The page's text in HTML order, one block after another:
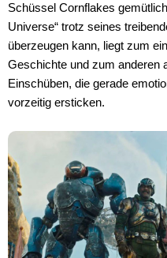
Schüssel Cornflakes
Universe“ trotz seines
überzeugen kann, liegt zum
Geschichte und zum anderen
Einschüben, die gerade
vorzeitig ersticken.